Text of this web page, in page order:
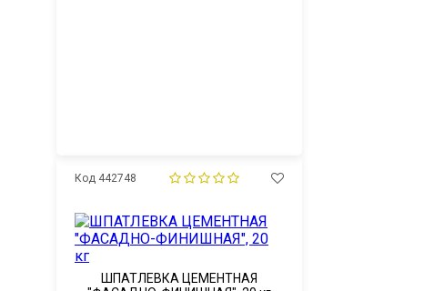
Код 442748
ШПАТЛЕВКА ЦЕМЕНТНАЯ